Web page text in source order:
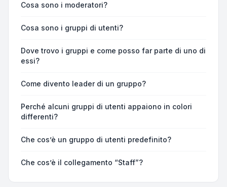
Cosa sono i moderatori?
Cosa sono i gruppi di utenti?
Dove trovo i gruppi e come posso far parte di uno di
essi?
Come divento leader di un gruppo?
Perché alcuni gruppi di utenti appaiono in colori
differenti?
Che cos’è un gruppo di utenti predefinito?
Che cos’è il collegamento “Staff”?